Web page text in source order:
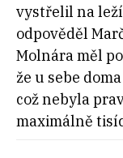
vystřelil na
odpověděl
Molnára měl
že u sebe
což nebyla
maximálně